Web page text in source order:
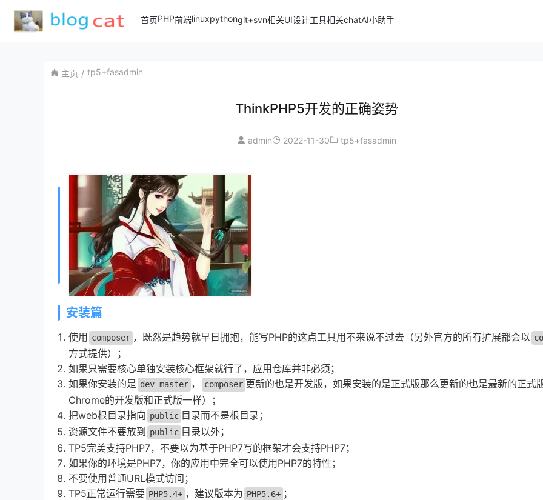
首页PHP前端linuxpythongit+svn相关UI设计工具相关chatAI小助手
主页 tp5+fasadmin
ThinkPHP5开发的正确姿势
admin 2022-11-30 tp5+fasadmin
安装篇
使用 composer ，既然是趋势就早日拥抱，能写PHP的这点工具用不来说不过去（另外官方的所有扩展都会以
方式提供）；
如果只需要核心单独安装核心框架就行了，应用仓库并非必须；
如果你安装的是 dev-master ， composer 更新的也是开发版，如果安装的是正式版那么更新的也是最新的正式
Chrome的开发版和正式版一样）；
把web根目录指向 public 目录而不是根目录；
资源文件不要放到
public 目录以外；
TP5完美支持PHP7，不要以为基于PHP7写的框架才会支持PHP7；
如果你的环境是PHP7，你的应用中完全可以使用PHP7的特性；
不要使用普通URL模式访问；
TP5正常运行需要 PHP5.4+ ，建议版本为 PHP5.6+ ；